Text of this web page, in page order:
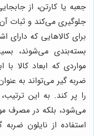
جعبه یا کارتن، از
جلوگیری می‌کند و ثبات
برای کالاهایی که دارای
بسته‌بندی می‌شوند،
مواردی که ابعاد کالا با
ضربه گیر می‌تواند به
را پر کند. به این
می‌شود، بلکه در مصرف
استفاده از نایلون